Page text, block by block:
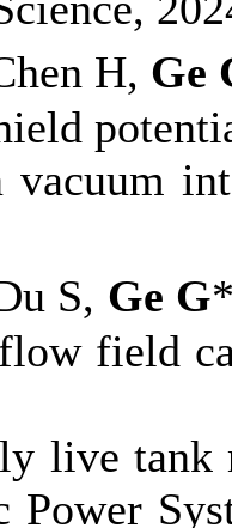
H, Ge
vacuum
S, Ge G
field
live tank